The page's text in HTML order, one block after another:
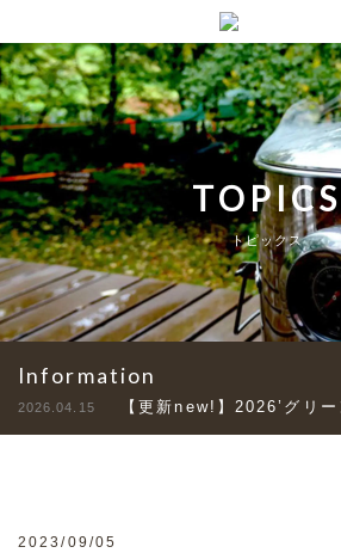
TOPICS
トピックス
Information
2026.04.15 【更新new!】2026’グリ
2023/09/05